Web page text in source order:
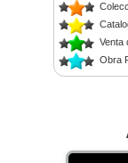
Venta
Obra